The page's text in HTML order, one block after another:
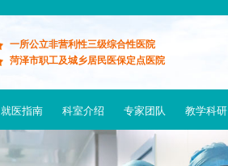
一所公立非营利性三级综合性医院
菏泽市职工及城乡居民医保定点医院
就医指南 科室介绍 专家团队 教学科研